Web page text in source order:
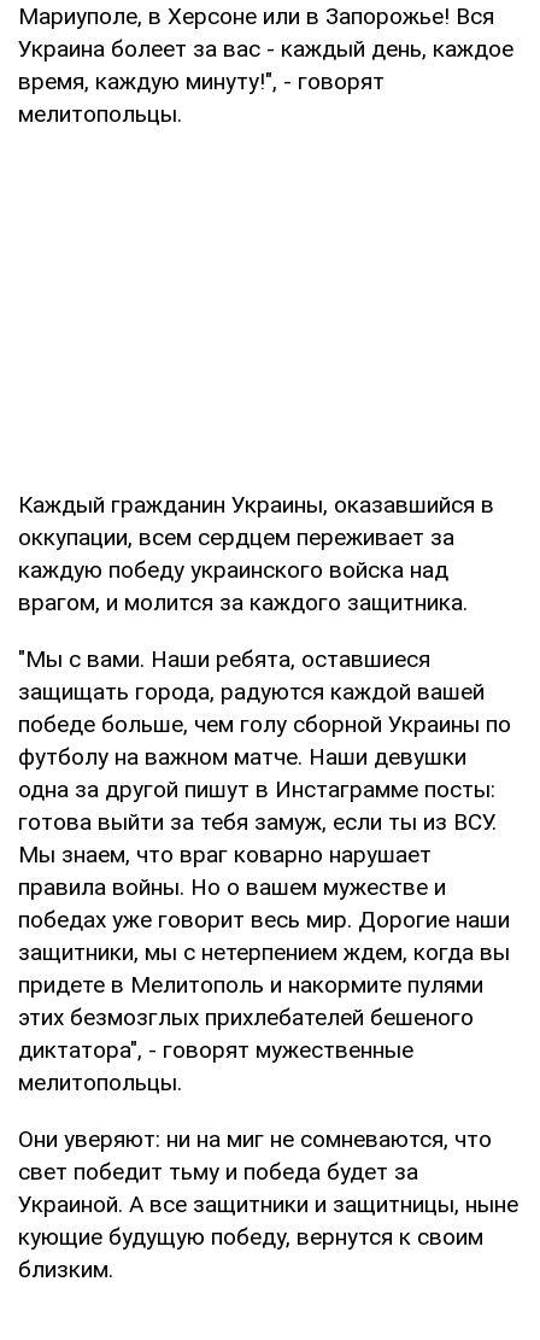
Мариуполе, в Херсоне или в Запорожье! Вся
Украина болеет за вас - каждый день, каждое
время, каждую минуту!", - говорят
мелитопольцы.
Каждый гражданин Украины, оказавшийся в
оккупации, всем сердцем переживает за
каждую победу украинского войска над
врагом, и молится за каждого защитника.
"Мы с вами. Наши ребята, оставшиеся
защищать города, радуются каждой вашей
победе больше, чем голу сборной Украины по
футболу на важном матче. Наши девушки
одна за другой пишут в Инстаграмме посты:
готова выйти за тебя замуж, если ты из ВСУ.
Мы знаем, что враг коварно нарушает
правила войны. Но о вашем мужестве и
победах уже говорит весь мир. Дорогие наши
защитники, мы с нетерпением ждем, когда вы
придете в Мелитополь и накормите пулями
этих безмозглых прихлебателей бешеного
диктатора", - говорят мужественные
мелитопольцы.
Они уверяют: ни на миг не сомневаются, что
свет победит тьму и победа будет за
Украиной. А все защитники и защитницы, ныне
кующие будущую победу, вернутся к своим
близким.